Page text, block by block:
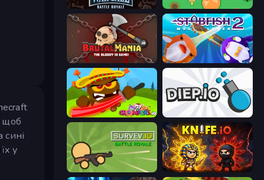
щоб
сині
у
WarCall.io Mope.io
BrutalMania.io (Brutal Mania) Stabfish 2
Chompers.io Diep.io
Survev.io Knife.io